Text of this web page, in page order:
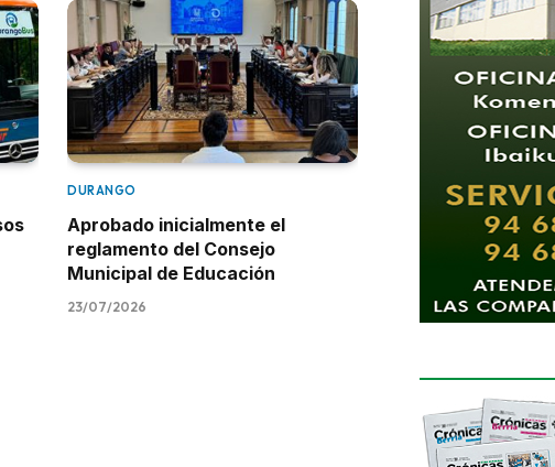
DURANGO
Aprobado inicialmente el
reglamento del Consejo
Municipal de Educación
23/07/2026